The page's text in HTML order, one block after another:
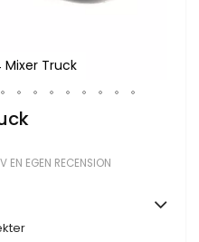
Mixer Truck
EN EGEN RECENSION